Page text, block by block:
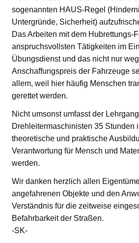
sogenannten HAUS-Regel
Untergründe, Sicherheit)
Das Arbeiten mit dem Hubrettungs-
anspruchsvollsten Tätigkeiten im
Übungsdienst und das nicht nur
Anschaffungspreis der Fahrzeuge
allem, weil hier häufig Menschen
gerettet werden.
Nicht umsonst umfasst der
Drehleitermaschinisten 35 Stunden
theoretische und praktische
Verantwortung für Mensch und
werden.
Wir danken herzlich allen
angefahrenen Objekte und den
Verständnis für die zeitweise
Befahrbarkeit der Straßen.
-SK-